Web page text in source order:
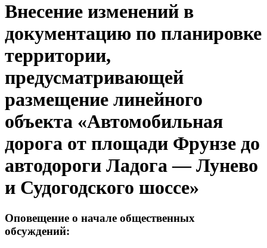
Внесение изменений в
документацию по планировке
территории,
предусматривающей
размещение линейного
объекта «Автомобильная
дорога от площади Фрунзе до
автодороги Ладога — Лунево
и Судогодского шоссе»
Оповещение о начале общественных
обсуждений: